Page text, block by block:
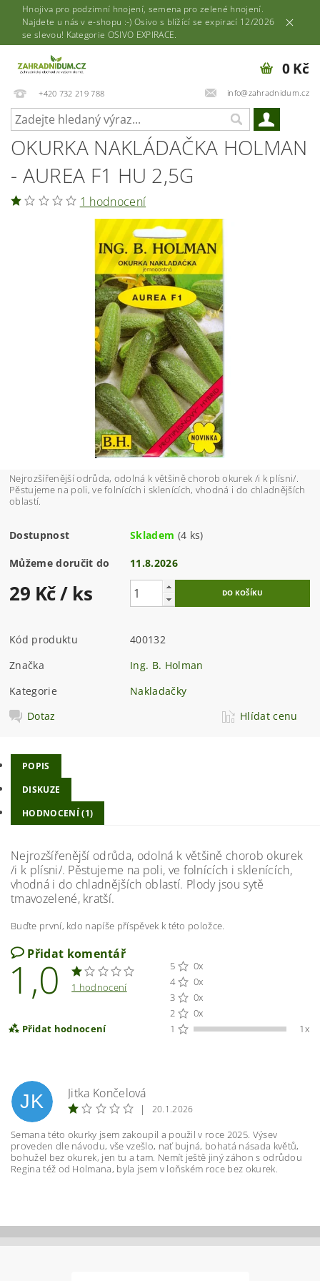
Hnojiva pro podzimní hnojení, semena pro zelené hnojení.
Najdete u nás v e-shopu :-) Osivo s blížící se expirací 12/2026
se slevou! Kategorie OSIVO EXPIRACE.
+420 732 219 788 info@zahradnidum.cz
0 Kč
OKURKA NAKLÁDAČKA HOLMAN
- AUREA F1 HU 2,5G
1 hodnocení
Nejrozšířenější odrůda, odolná k většině chorob okurek /i k plísni/.
Pěstujeme na poli, ve folnících i sklenících, vhodná i do chladnějších
oblastí.
Dostupnost Skladem (4 ks)
Můžeme doručit do 11.8.2026
29 Kč/ ks
Kód produktu
400132
Značka
Ing. B. Holman
Kategorie
Nakladačky
Dotaz
Hlídat cenu
POPIS
DISKUZE
HODNOCENÍ (1)
Nejrozšířenější odrůda, odolná k většině chorob okurek
/i k plísni/. Pěstujeme na poli, ve folnících i sklenících,
vhodná i do chladnějších oblastí. Plody jsou sytě
tmavozelené, kratší.
Buďte první, kdo napíše příspěvek k této položce.
Přidat komentář
1,0 1 hodnocení
Přidat hodnocení
5
0x
4
0x
3
0x
2
0x
1
1x
Vložením hodnocení souhlasíte spodmínkami
JK
Jitka Končelová
|
20.1.2026
Semana této okurky jsem zakoupil a použil v roce 2025. Výsev
proveden dle návodu, vše vzešlo, nať bujná, bohatá násada květů,
bohužel bez okurek, jen tu a tam. Nemít ještě jiný záhon s odrůdou
Regina též od Holmana, byla jsem v loňském roce bez okurek.